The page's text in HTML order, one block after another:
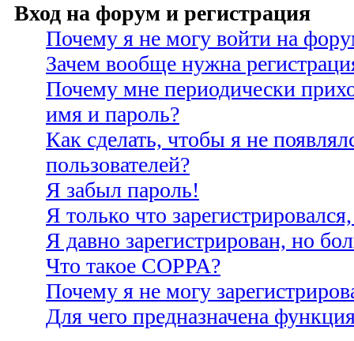
Вход на форум и регистрация
Почему я не могу войти на
Зачем вообще нужна
Почему мне периодически
имя и пароль?
Как сделать, чтобы я не
пользователей?
Я забыл пароль!
Я только что
Я давно зарегистрирован, но
Что такое COPPA?
Почему я не могу
Для чего предназначена